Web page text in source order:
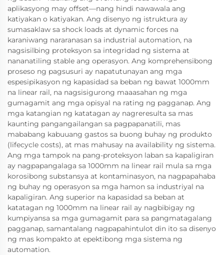
aplikasyong may offset—nang hindi nawawala ang
katiyakan o katiyakan. Ang disenyo ng istruktura ay
sumasaklaw sa shock loads at dynamic forces na
karaniwang nararanasan sa industrial automation, na
nagsisilbing proteksyon sa integridad ng sistema at
nananatiling stable ang operasyon. Ang komprehensibong
proseso ng pagsusuri ay napatutunayan ang mga
espesipikasyon ng kapasidad sa beban ng bawat 1000mm
na linear rail, na nagsisigurong maaasahan ng mga
gumagamit ang mga opisyal na rating ng pagganap. Ang
mga katangian ng katatagan ay nagreresulta sa mas
kaunting pangangailangan sa pagpapanatili, mas
mababang kabuuang gastos sa buong buhay ng produkto
(lifecycle costs), at mas mahusay na availability ng sistema.
Ang mga tampok na pang-proteksyon laban sa kapaligiran
ay nagpapangalaga sa 1000mm na linear rail mula sa mga
korosibong substansya at kontaminasyon, na nagpapahaba
ng buhay ng operasyon sa mga hamon sa industriyal na
kapaligiran. Ang superior na kapasidad sa beban at
katatagan ng 1000mm na linear rail ay nagbibigay ng
kumpiyansa sa mga gumagamit para sa pangmatagalang
pagganap, samantalang nagpapahintulot din ito sa disenyo
ng mas kompakto at epektibong mga sistema ng
automation.